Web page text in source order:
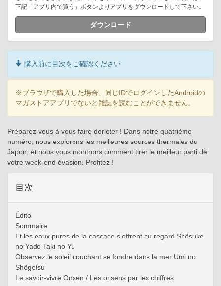
下記「アプリ内で買う」ボタンよりアプリをダウンロードして下さい。
ダウンロード
購入前に目次をご確認ください
※ブラウザで購入した場合、同じIDでログインしたAndroidの
マガストアアプリでないと雑誌を読むことができません。
Préparez-vous à vous faire dorloter ! Dans notre quatrième
numéro, nous explorons les meilleures sources thermales du
Japon, et nous vous montrons comment tirer le meilleur parti de
votre week-end évasion. Profitez !
目次
Édito
Sommaire
Et les eaux pures de la cascade s’offrent au regard Shôsuke
no Yado Taki no Yu
Observez le soleil couchant se fondre dans la mer Umi no
Shôgetsu
Le savoir-vivre Onsen / Les onsens par les chiffres